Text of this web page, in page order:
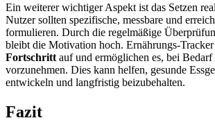
Ein weiterer wichtiger Aspekt ist das Setzen
Nutzer sollten spezifische, messbare und
formulieren. Durch die regelmäßige
bleibt die Motivation hoch. Ernährungs-Tracker
Fortschritt auf und ermöglichen es, bei Bedarf
vorzunehmen. Dies kann helfen, gesunde
entwickeln und langfristig beizubehalten.
Fazit